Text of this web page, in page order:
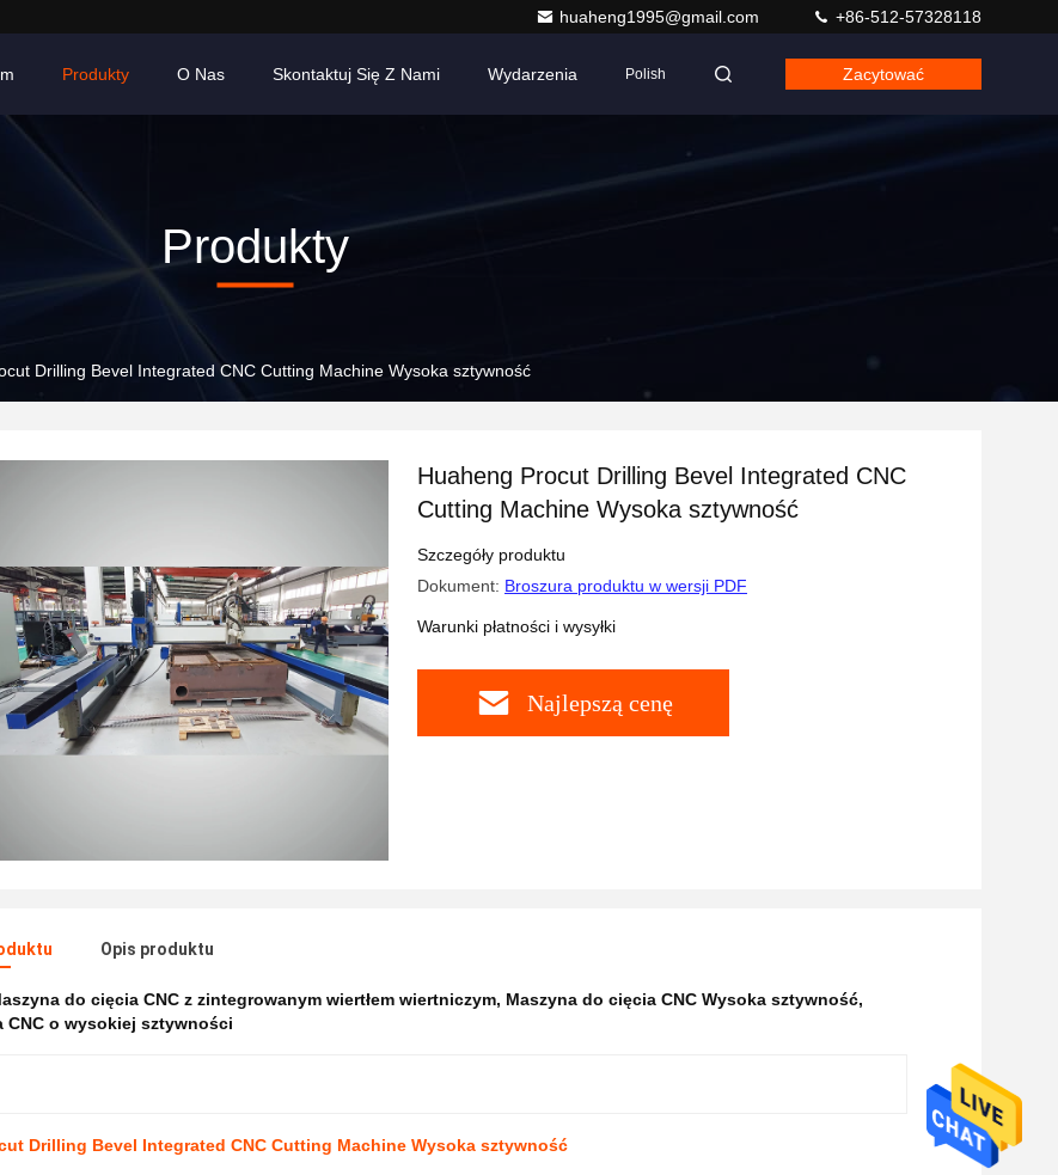
huaheng1995@gmail.com +86-512-57328118
Produkty O Nas Skontaktuj Się Z Nami Wydarzenia Polish Zacytować
Produkty
Drilling Bevel Integrated CNC Cutting Machine Wysoka sztywność
Huaheng Procut Drilling Bevel Integrated CNC
Cutting Machine Wysoka sztywność
Szczegóły produktu
Dokument: Broszura produktu w wersji PDF
Warunki płatności i wysyłki
Najlepszą cenę
Opis produktu
do cięcia CNC z zintegrowanym wiertłem wiertniczym, Maszyna do cięcia CNC Wysoka sztywność,
CNC o wysokiej sztywności
Drilling Bevel Integrated CNC Cutting Machine Wysoka sztywność